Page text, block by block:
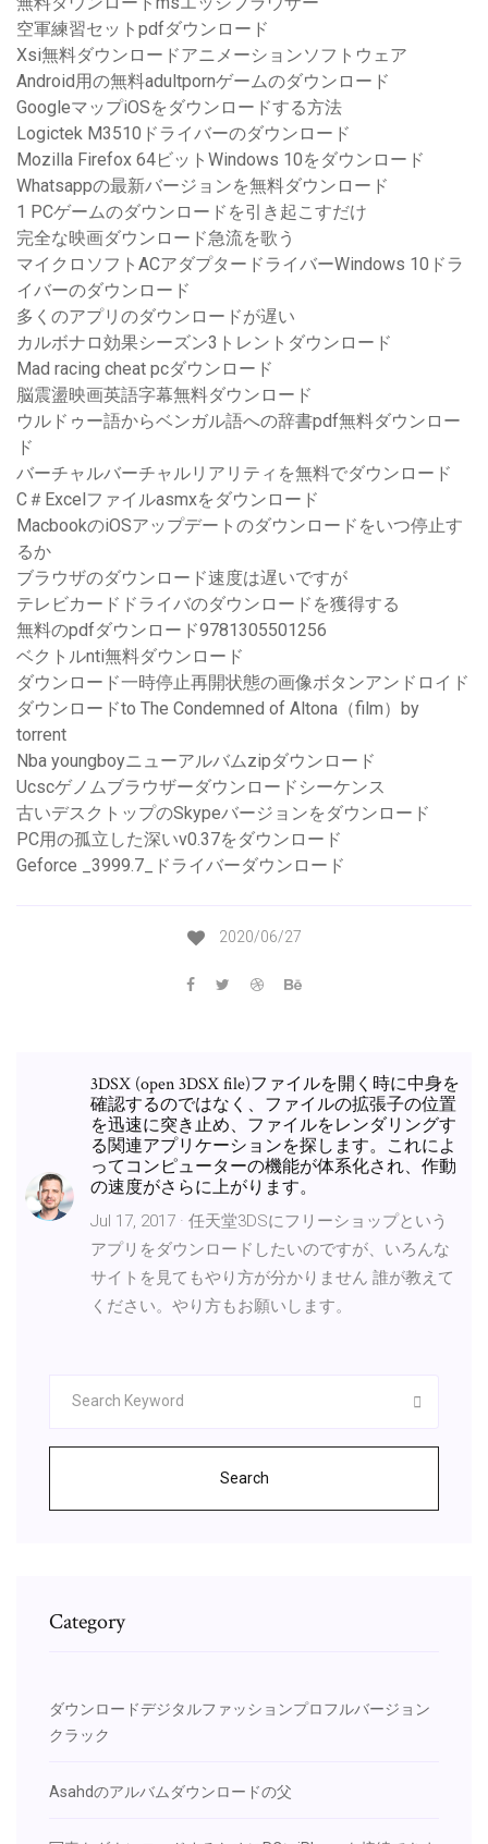
空軍練習セットpdfダウンロード
Xsi無料ダウンロードアニメーションソフトウェア
Android用の無料adultpornゲームのダウンロード
GoogleマップiOSをダウンロードする方法
Logictek M3510ドライバーのダウンロード
Mozilla Firefox 64ビットWindows 10をダウンロード
Whatsappの最新バージョンを無料ダウンロード
1 PCゲームのダウンロードを引き起こすだけ
完全な映画ダウンロード急流を歌う
マイクロソフトACアダプタードライバーWindows 10ドラ
イバーのダウンロード
多くのアプリのダウンロードが遅い
カルボナロ効果シーズン3トレントダウンロード
Mad racing cheat pcダウンロード
脳震盪映画英語字幕無料ダウンロード
ウルドゥー語からベンガル語への辞書pdf無料ダウンロー
ド
バーチャルバーチャルリアリティを無料でダウンロード
C＃Excelファイルasmxをダウンロード
MacbookのiOSアップデートのダウンロードをいつ停止す
るか
ブラウザのダウンロード速度は遅いですが
テレビカードドライバのダウンロードを獲得する
無料のpdfダウンロード9781305501256
ベクトルnti無料ダウンロード
ダウンロード一時停止再開状態の画像ボタンアンドロイド
ダウンロードto The Condemned of Altona（film）by
torrent
Nba youngboyニューアルバムzipダウンロード
Ucscゲノムブラウザーダウンロードシーケンス
古いデスクトップのSkypeバージョンをダウンロード
PC用の孤立した深いv0.37をダウンロード
Geforce _3999.7_ドライバーダウンロード
2020/06/27
3DSX (open 3DSX file)ファイルを開く時に中身を
確認するのではなく、ファイルの拡張子の位置
を迅速に突き止め、ファイルをレンダリングす
る関連アプリケーションを探します。これによ
ってコンピューターの機能が体系化され、作動
の速度がさらに上がります。
Jul 17, 2017 · 任天堂3DSにフリーショップという
アプリをダウンロードしたいのですが、いろんな
サイトを見てもやり方が分かりません 誰が教えて
ください。やり方もお願いします。
Search
Category
ダウンロードデジタルファッションプロフルバージョン
クラック
Asahdのアルバムダウンロードの父